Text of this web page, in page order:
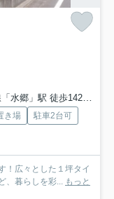
水郷」駅 徒歩142分
き場
駐車2台可
！広々とした１坪タイ
、暮らしを彩... もっと